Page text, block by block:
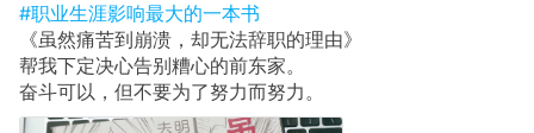
#职业生涯影响最大的一本书
《虽然痛苦到崩溃，却无法辞职的理由》
帮我下定决心告别糟心的前东家。
奋斗可以，但不要为了努力而努力。